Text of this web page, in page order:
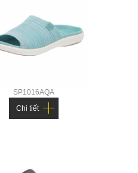
SP1016AQA
Chi tiết